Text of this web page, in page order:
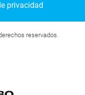
privacidad
reservados.